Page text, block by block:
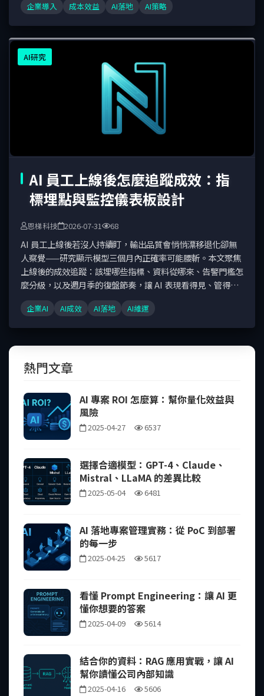
企業導入 成本效益 AI落地 AI策略
AI研究
AI 員工上線後怎麼追蹤成效：指
標埋點與監控儀表板設計
恩梯科技 2026-07-31 68
AI 員工上線後若沒人持續盯，輸出品質會悄悄漂移退化卻無
人察覺——研究顯示模型三個月內正確率可能腰斬。本文聚焦
上線後的成效追蹤：該埋哪些指標、資料從哪來、告警門檻怎
麼分級，以及週月季的復盤節奏，讓 AI 表現看得見、管得
企業AI AI成效 AI落地 AI維運
熱門文章
AI 專案 ROI 怎麼算：幫你量化效益與
風險
2025-04-27 6537
選擇合適模型：GPT-4、Claude、
Mistral、LLaMA 的差異比較
2025-05-04 6481
AI 落地專案管理實務：從 PoC 到部署
的每一步
2025-04-25 5617
看懂 Prompt Engineering：讓 AI 更
懂你想要的答案
2025-04-09 5614
結合你的資料：RAG 應用實戰，讓 AI
幫你讀懂公司內部知識
2025-04-16 5606